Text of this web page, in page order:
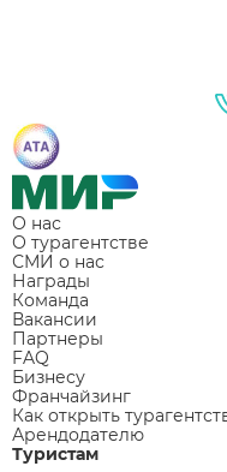
О нас
О турагентстве
СМИ о нас
Награды
Команда
Вакансии
Партнеры
FAQ
Бизнесу
Франчайзинг
Как открыть
Арендодателю
Туристам